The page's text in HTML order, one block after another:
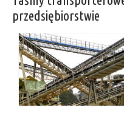
przedsiębiorstwie